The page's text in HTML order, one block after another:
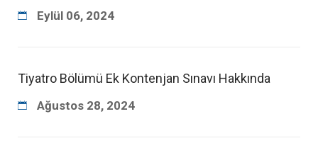
Eylül 06, 2024
Tiyatro Bölümü Ek Kontenjan Sınavı Hakkında
Ağustos 28, 2024